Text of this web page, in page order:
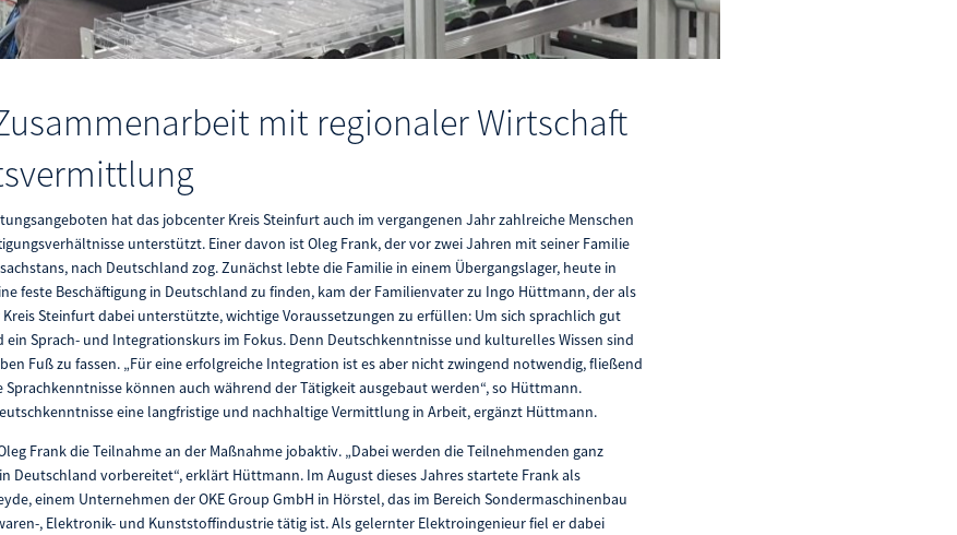
mit regionaler Wirtschaft
hat das jobcenter Kreis Steinfurt auch im vergangenen Jahr zahlreiche Menschen
unterstützt. Einer davon ist Oleg Frank, der vor zwei Jahren mit seiner Familie
nach Deutschland zog. Zunächst lebte die Familie in einem Übergangslager, heute in
feste Beschäftigung in Deutschland zu finden, kam der Familienvater zu Ingo Hüttmann, der als
Steinfurt dabei unterstützte, wichtige Voraussetzungen zu erfüllen: Um sich sprachlich gut
Sprach- und Integrationskurs im Fokus. Denn Deutschkenntnisse und kulturelles Wissen sind
Fuß zu fassen. „Für eine erfolgreiche Integration ist es aber nicht zwingend notwendig, fließend
Sprachkenntnisse können auch während der Tätigkeit ausgebaut werden“, so Hüttmann.
eine langfristige und nachhaltige Vermittlung in Arbeit, ergänzt Hüttmann.
Frank die Teilnahme an der Maßnahme jobaktiv. „Dabei werden die Teilnehmenden ganz
Deutschland vorbereitet“, erklärt Hüttmann. Im August dieses Jahres startete Frank als
einem Unternehmen der OKE Group GmbH in Hörstel, das im Bereich Sondermaschinenbau
, Elektronik- und Kunststoffindustrie tätig ist. Als gelernter Elektroingenieur fiel er dabei